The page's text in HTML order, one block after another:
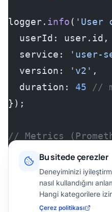
logger. info( 'User
  userId: user.id,
  service:
'user-
  version:
'v2' ,
  duration:
45 //
});
// Metrics
promClient =
const
  name:
'Duration
Bu sitede çerezler
Deneyiminizi
nasıl kullandığını
Hangi kategorilere
Çerez politikası